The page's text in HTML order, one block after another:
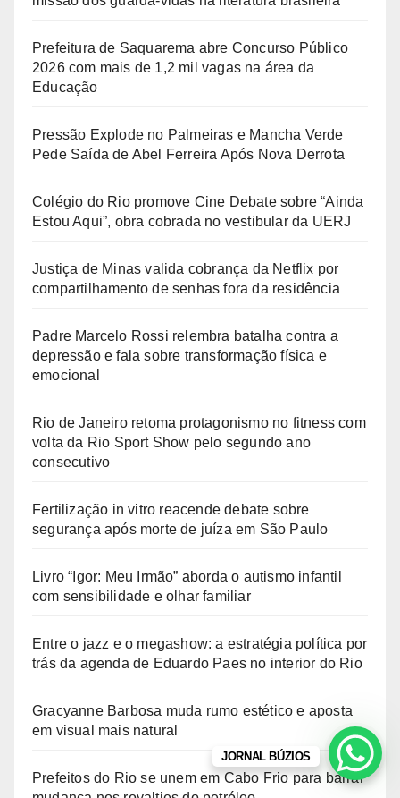
Prefeitura de Saquarema abre Concurso Público
2026 com mais de 1,2 mil vagas na área da
Educação
Pressão Explode no Palmeiras e Mancha Verde
Pede Saída de Abel Ferreira Após Nova Derrota
Colégio do Rio promove Cine Debate sobre “Ainda
Estou Aqui”, obra cobrada no vestibular da UERJ
Justiça de Minas valida cobrança da Netflix por
compartilhamento de senhas fora da residência
Padre Marcelo Rossi relembra batalha contra a
depressão e fala sobre transformação física e
emocional
Rio de Janeiro retoma protagonismo no fitness com
volta da Rio Sport Show pelo segundo ano
consecutivo
Fertilização in vitro reacende debate sobre
segurança após morte de juíza em São Paulo
Livro “Igor: Meu Irmão” aborda o autismo infantil
com sensibilidade e olhar familiar
Entre o jazz e o megashow: a estratégia política por
trás da agenda de Eduardo Paes no interior do Rio
Gracyanne Barbosa muda rumo estético e aposta
em visual mais natural
Prefeitos do Rio se unem em Cabo Frio para barrar
JORNAL BÚZIOS